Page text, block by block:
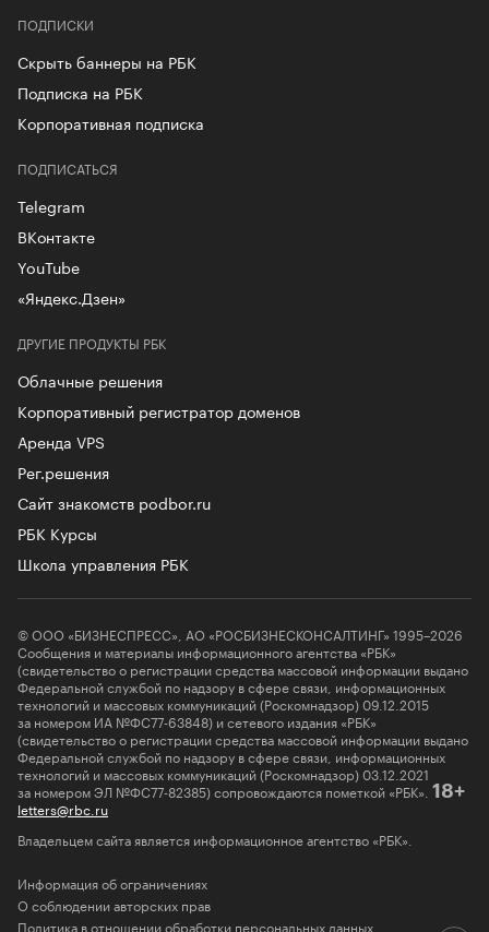
ПОДПИСКИ
Скрыть баннеры на РБК
Подписка на РБК
Корпоративная подписка
ДРУГИЕ ПРОДУКТЫ РБК
Облачные решения
Корпоративный регистратор доменов
Аренда VPS
Рег.решения
Сайт знакомств podbor.ru
РБК Курсы
Школа управления РБК
ПОДПИСАТЬСЯ
Telegram
ВКонтакте
YouTube
«Яндекс.Дзен»
© ООО «БИЗНЕСПРЕСС», АО «РОСБИЗНЕСКОНСАЛТИНГ» 1995–2026
Сообщения и материалы информационного агентства «РБК»
(свидетельство о регистрации средства массовой информации выдано
Федеральной службой по надзору в сфере связи, информационных
технологий и массовых коммуникаций (Роскомнадзор) 09.12.2015
за номером ИА №ФС77-63848) и сетевого издания «РБК»
(свидетельство о регистрации средства массовой информации выдано
Федеральной службой по надзору в сфере связи, информационных
технологий и массовых коммуникаций (Роскомнадзор) 03.12.2021
за номером ЭЛ №ФС77-82385) сопровождаются пометкой «РБК». 18+
letters@rbc.ru
Владельцем сайта является информационное агентство «РБК».
Информация об ограничениях
О соблюдении авторских прав
Политика в отношении обработки персональных данных